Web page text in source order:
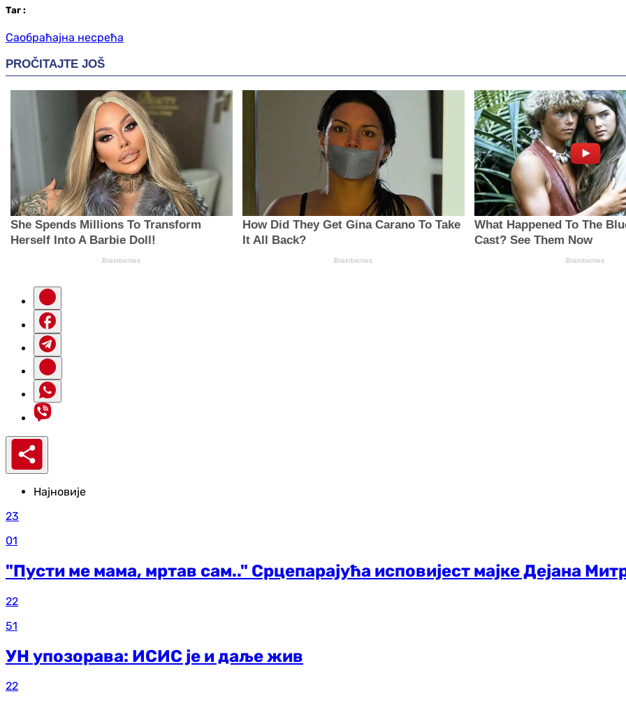
Таг :
Саобраћајна несрећа
Најновије
23
01
"Пусти ме мама, мртав сам.." Срцепарајућа исповијест мајке Дејана
22
51
УН упозорава: ИСИС је и даље жив
22